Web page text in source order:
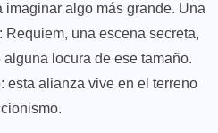
imaginar algo más grande. Una
una escena secreta,
locura de ese tamaño.
esta alianza vive en el terreno